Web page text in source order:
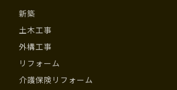
新築
土木工事
外構工事
リフォーム
介護保険リフォーム